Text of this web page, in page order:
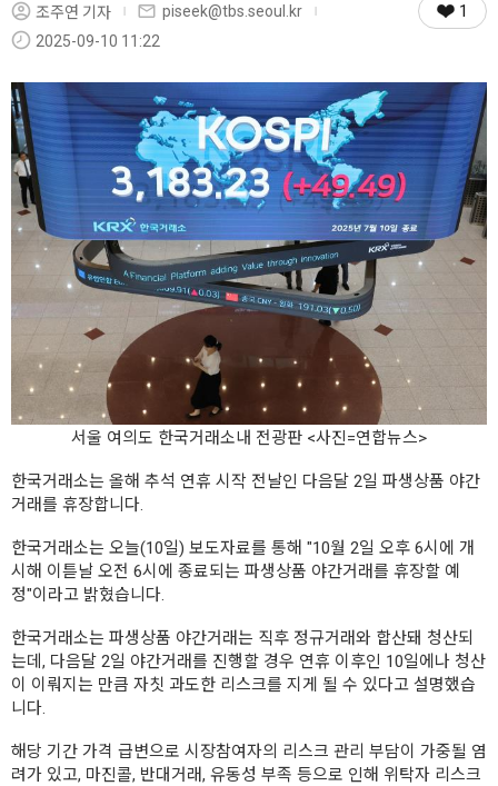
조주연 기자
piseek@tbs.seoul.kr
2025-09-10 11:22
1
서울 여의도 한국거래소내 전광판 <사진=연합뉴스>
한국거래소는 올해 추석 연휴 시작 전날인 다음달 2일 파생상품 야간
거래를 휴장합니다.
한국거래소는 오늘(10일) 보도자료를 통해 "10월 2일 오후 6시에 개
시해 이튿날 오전 6시에 종료되는 파생상품 야간거래를 휴장할 예
정"이라고 밝혔습니다.
한국거래소는 파생상품 야간거래는 직후 정규거래와 합산돼 청산되
는데, 다음달 2일 야간거래를 진행할 경우 연휴 이후인 10일에나 청산
이 이뤄지는 만큼 자칫 과도한 리스크를 지게 될 수 있다고 설명했습
니다.
해당 기간 가격 급변으로 시장참여자의 리스크 관리 부담이 가중될 염
려가 있고, 마진콜, 반대거래, 유동성 부족 등으로 인해 위탁자 리스크